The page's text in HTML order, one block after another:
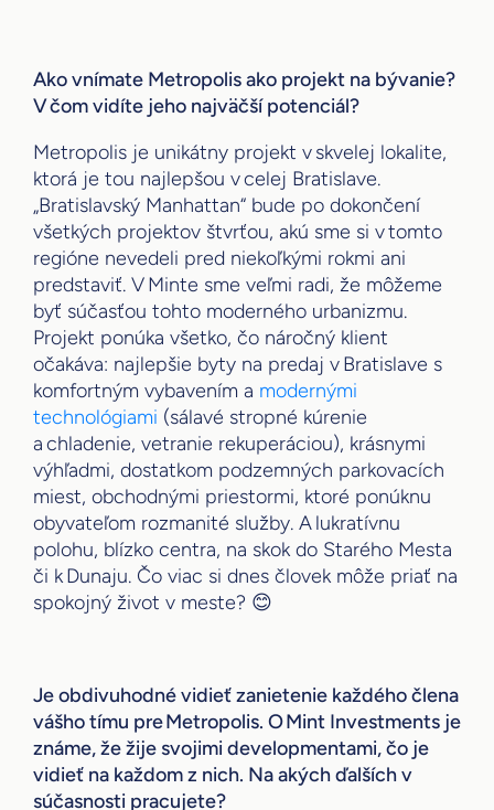
Ako vnímate Metropolis ako projekt na bývanie?
V čom vidíte jeho najväčší potenciál?
Metropolis je unikátny projekt v skvelej lokalite,
ktorá je tou najlepšou v celej Bratislave.
„Bratislavský Manhattan“ bude po dokončení
všetkých projektov štvrťou, akú sme si v tomto
regióne nevedeli pred niekoľkými rokmi ani
predstaviť. V Minte sme veľmi radi, že môžeme
byť súčasťou tohto moderného urbanizmu.
Projekt ponúka všetko, čo náročný klient
očakáva: najlepšie byty na predaj v Bratislave s
komfortným vybavením a modernými
technológiami (sálavé stropné kúrenie
a chladenie, vetranie rekuperáciou), krásnymi
výhľadmi, dostatkom podzemných parkovacích
miest, obchodnými priestormi, ktoré ponúknu
obyvateľom rozmanité služby. A lukratívnu
polohu, blízko centra, na skok do Starého Mesta
či k Dunaju. Čo viac si dnes človek môže priať na
spokojný život v meste? 😊
Je obdivuhodné vidieť zanietenie každého člena
vášho tímu pre Metropolis. O Mint Investments je
známe, že žije svojimi developmentami, čo je
vidieť na každom z nich. Na akých ďalších v
súčasnosti pracujete?